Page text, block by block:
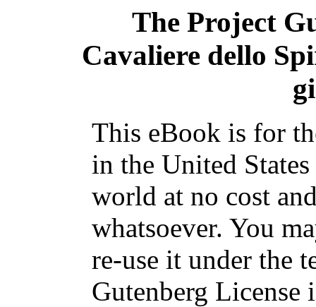
The Project
Cavaliere dello
This eBook is for
in the United
world at no cost
whatsoever. You
re-use it under the
Gutenberg